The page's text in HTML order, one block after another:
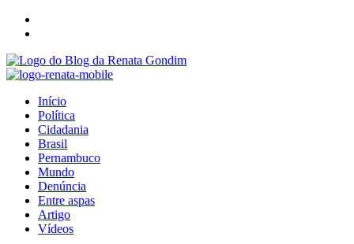
Início
Política
Cidadania
Brasil
Pernambuco
Mundo
Denúncia
Entre aspas
Artigo
Vídeos